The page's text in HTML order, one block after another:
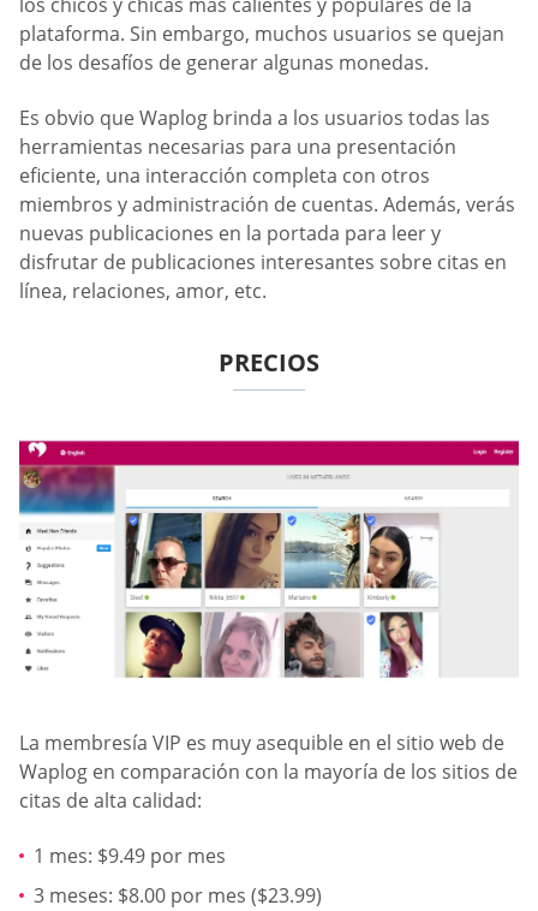
los chicos y chicas más calientes y populares de la
plataforma. Sin embargo, muchos usuarios se quejan
de los desafíos de generar algunas monedas.
Es obvio que Waplog brinda a los usuarios todas las
herramientas necesarias para una presentación
eficiente, una interacción completa con otros
miembros y administración de cuentas. Además, verás
nuevas publicaciones en la portada para leer y
disfrutar de publicaciones interesantes sobre citas en
línea, relaciones, amor, etc.
PRECIOS
La membresía VIP es muy asequible en el sitio web de
Waplog en comparación con la mayoría de los sitios de
citas de alta calidad:
1 mes: $9.49 por mes
3 meses: $8.00 por mes ($23.99)